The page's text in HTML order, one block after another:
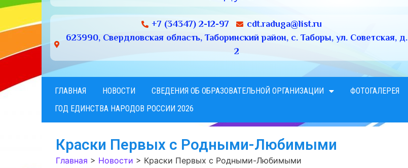
+7 (34347) 2-12-97
cdt.raduga@list.ru
623990, Свердловская область, Таборинский район, с. Таборы, ул. Советская, д.
2
ГЛАВНАЯ НОВОСТИ СВЕДЕНИЯ ОБ ОБРАЗОВАТЕЛЬНОЙ ОРГАНИЗАЦИИ ФОТОГАЛЕРЕЯ
ГОД ЕДИНСТВА НАРОДОВ РОССИИ 2026
Краски Первых с Родными-Любимыми
Главная > Новости > Краски Первых с Родными-Любимыми